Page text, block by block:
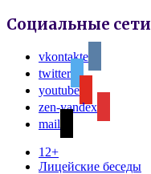
Социальные сети
vkontakte
twitter
youtube
zen-yandex
mail
12+
Лицейские беседы